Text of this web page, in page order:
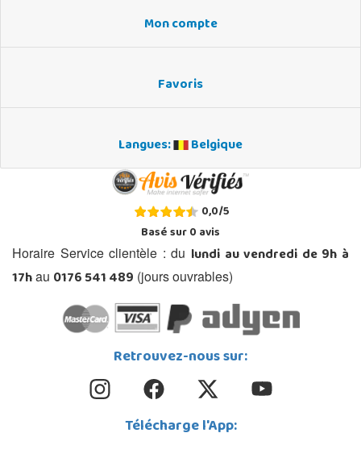
Mon compte
Favoris
Langues: Belgique
0,0/5
Basé sur0avis
Horaire Service clientèle : du lundi au vendredi de 9h à
17hau 0176 541 489 (jours ouvrables)
Retrouvez-nous sur:
Télécharge l'App: